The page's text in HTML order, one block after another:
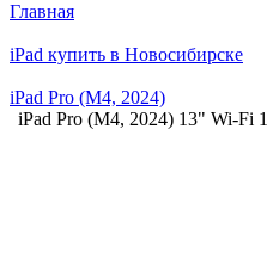
Главная
iPad купить в Новосибирске
iPad Pro (M4, 2024)
iPad Pro (M4, 2024) 13" Wi-Fi